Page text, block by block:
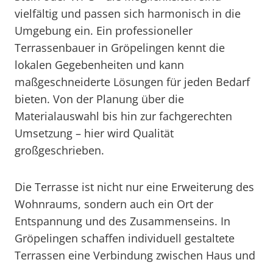
vielfältig und passen sich harmonisch in die
Umgebung ein. Ein professioneller
Terrassenbauer in Gröpelingen kennt die
lokalen Gegebenheiten und kann
maßgeschneiderte Lösungen für jeden Bedarf
bieten. Von der Planung über die
Materialauswahl bis hin zur fachgerechten
Umsetzung – hier wird Qualität
großgeschrieben.
Die Terrasse ist nicht nur eine Erweiterung des
Wohnraums, sondern auch ein Ort der
Entspannung und des Zusammenseins. In
Gröpelingen schaffen individuell gestaltete
Terrassen eine Verbindung zwischen Haus und